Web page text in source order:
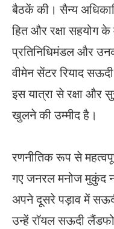
बैठकें की। सैन्य
हित और रक्षा सहयोग के
प्रतिनिधिमंडल और
वीमेन सेंटर रियाद
इस यात्रा से ​​रक्षा और
खुलने की उम्मीद है।​
​रणनीतिक रूप से
गए ​जनरल मनोज मुकुंद
अपने दूसरे पड़ाव में
उन्हें रॉयल सऊदी